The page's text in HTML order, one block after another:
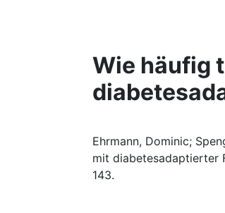
Wie häufig
Ehrmann, Dominic;
mit diabetesadaptierter
143.